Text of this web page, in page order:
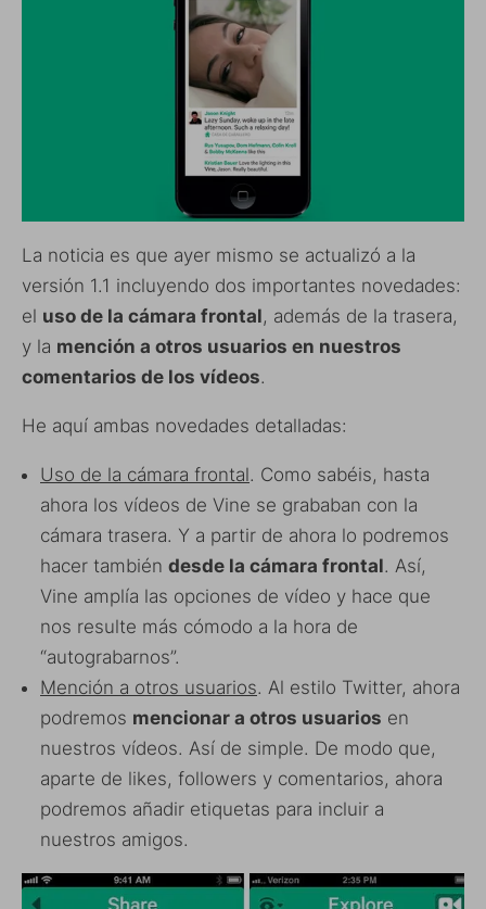
La noticia es que ayer mismo se actualizó a la
versión 1.1 incluyendo dos importantes novedades:
el uso de la cámara frontal, además de la trasera,
y la mención a otros usuarios en nuestros
comentarios de los vídeos.
He aquí ambas novedades detalladas:
Uso de la cámara frontal. Como sabéis, hasta
ahora los vídeos de Vine se grababan con la
cámara trasera. Y a partir de ahora lo podremos
hacer también desde la cámara frontal. Así,
Vine amplía las opciones de vídeo y hace que
nos resulte más cómodo a la hora de
“autograbarnos”.
Mención a otros usuarios. Al estilo Twitter, ahora
podremos mencionar a otros usuarios en
nuestros vídeos. Así de simple. De modo que,
aparte de likes, followers y comentarios, ahora
podremos añadir etiquetas para incluir a
nuestros amigos.